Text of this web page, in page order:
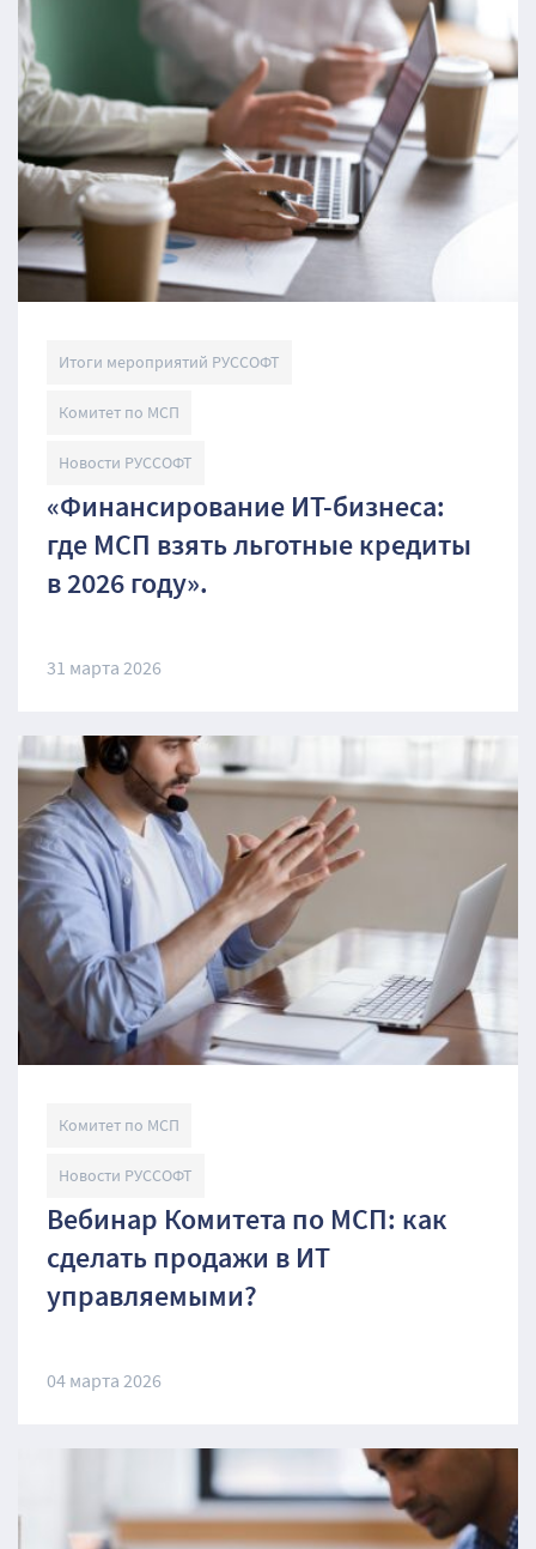
Итоги мероприятий РУССОФТ
Комитет по МСП
Новости РУССОФТ
«Финансирование ИТ-бизнеса:
где МСП взять льготные кредиты
в 2026 году».
31 марта 2026
Комитет по МСП
Новости РУССОФТ
Вебинар Комитета по МСП: как
сделать продажи в ИТ
управляемыми?
04 марта 2026